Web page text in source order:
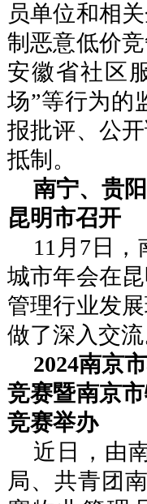
员单位和相
制恶意低价
安徽省社区
场”等行为的
报批评、公
抵制。
南宁、贵
昆明市召开
11月7日
城市年会在
管理行业发
做了深入交
2024南京
竞赛暨南京
竞赛举办
近日，由
局、共青团